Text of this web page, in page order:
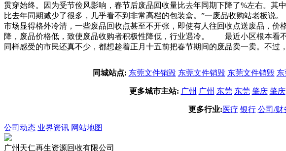
贯穿始终。因为受节俭风影响，春节后废品回收量比去年同期下降了%左右。
比去年同期减少了很多，几乎看不到非常高档的包装盒。”一废品收购站老板
市场显得格外冷清，一些废品回收点甚至不开张，即使有人往回收点送废品，
降，废品价格低，致使废品收购者积极性降低，行业遇冷。 最近小区根本看
同样感受的市民还真不少，都想趁着正月十五前把春节期间的废品卖一卖。不过
同城站点: 东莞文件销毁 东莞文件销毁 东莞文件销毁
更多城市主站: 广州 广州 东莞 东莞 肇庆 肇庆
更多行业: 医疗 银行 公司/财
公司动态 业界资讯 网站地图
广州天仁再生资源回收有限公司